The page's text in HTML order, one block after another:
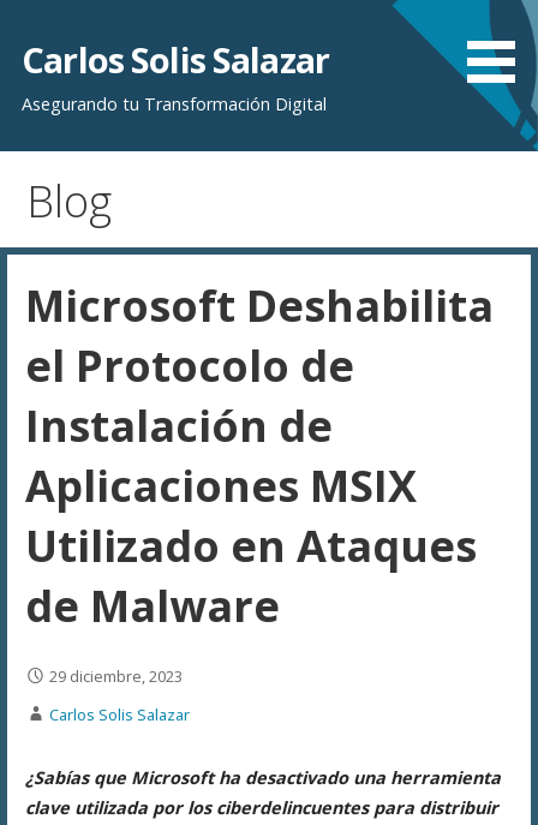
contenido
Carlos Solis Salazar
Asegurando tu Transformación Digital
Blog
Microsoft Deshabilita
el Protocolo de
Instalación de
Aplicaciones MSIX
Utilizado en Ataques
de Malware
29 diciembre, 2023
Carlos Solis Salazar
¿Sabías que Microsoft ha desactivado una herramienta
clave utilizada por los ciberdelincuentes para distribuir